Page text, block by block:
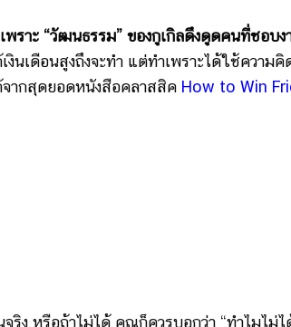
พราะ “วัฒนธรรม” ของกูเกิลดึงดูดคนที่ชอบง
งินเดือนสูงถึงจะทำ แต่ทำเพราะได้ใช้ความคิ
ากสุดยอดหนังสือคลาสสิค How to Win
ง หรือถ้าไม่ได้ คุณก็ควรบอกว่า “ทำไมไม่